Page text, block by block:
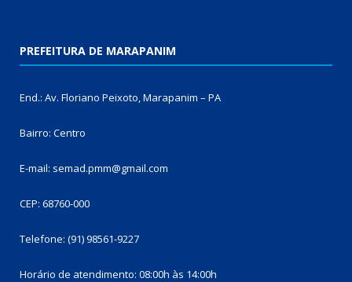
PREFEITURA DE MARAPANIM
End.: Av. Floriano Peixoto, Marapanim – PA
Bairro: Centro
E-mail: semad.pmm@gmail.com
CEP: 68760-000
Telefone: (91) 98561-9227
Horário de atendimento: 08:00h às 14:00h